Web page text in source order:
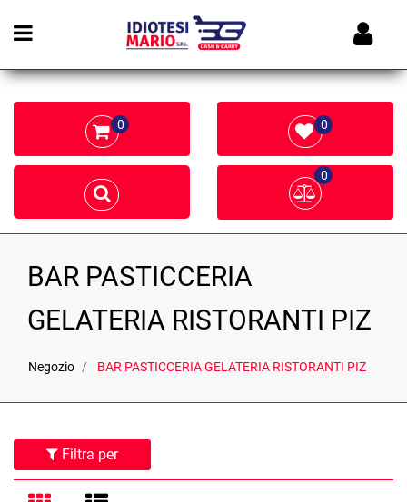
Open menu
0 0
0
BAR PASTICCERIA
GELATERIA RISTORANTI PIZ
Negozio BAR PASTICCERIA GELATERIA RISTORANTI PIZ
Filtra per